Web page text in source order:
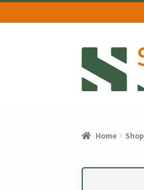
alla
navigazione
al
contenuto
Home Shop